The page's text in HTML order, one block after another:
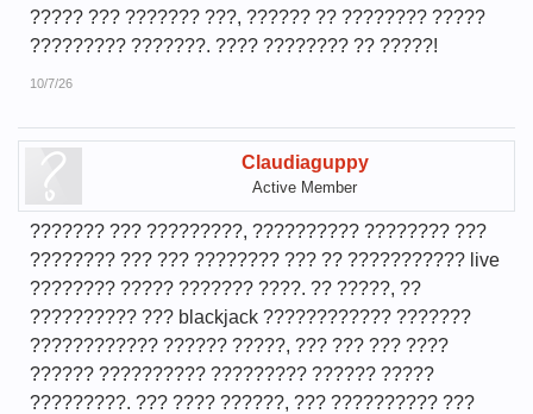
????? ??? ??????? ???, ?????? ?? ???????? ?????
????????? ???????. ???? ???????? ?? ?????!
10/7/26
Claudiaguppy
Active Member
??????? ??? ?????????, ?????????? ???????? ???
???????? ??? ??? ???????? ??? ?? ??????????? live
???????? ????? ??????? ????. ?? ?????, ??
?????????? ??? blackjack ???????????? ???????
???????????? ?????? ?????, ??? ??? ??? ????
?????? ?????????? ????????? ?????? ?????
?????????. ??? ???? ??????, ??? ?????????? ???